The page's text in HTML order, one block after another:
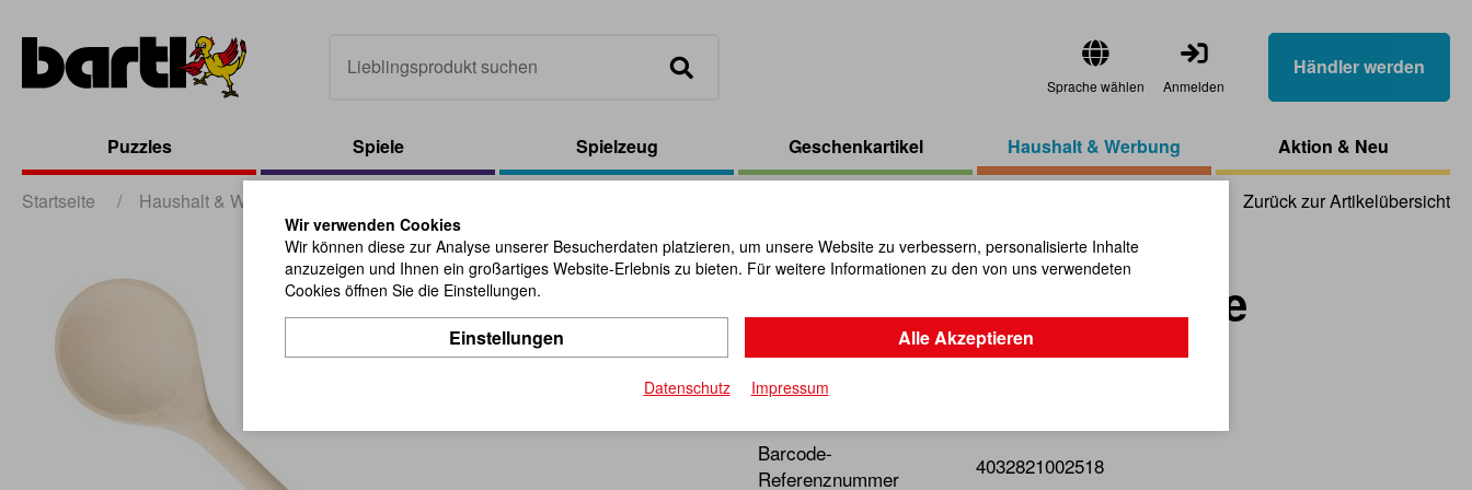
Sprache wählen Anmelden
Händler werden
Puzzles Spiele Spielzeug Geschenkartikel Haushalt & Werbung Aktion & Neu
Startseite / Haushalt & Werbung Zurück zur Artikelübersicht
Kochlöffel 35 cm Buche
Artikel-Nr.:101941
Unentbehrlicher Holzlöffel fürs perfekte Dinner!
Barcode-
Referenznummer
4032821002518
Wir verwenden Cookies
Wir können diese zur Analyse unserer Besucherdaten platzieren, um unsere Website zu verbessern, personalisierte Inhalte
anzuzeigen und Ihnen ein großartiges Website-Erlebnis zu bieten. Für weitere Informationen zu den von uns verwendeten
Cookies öffnen Sie die Einstellungen.
Einstellungen Alle Akzeptieren
Datenschutz Impressum